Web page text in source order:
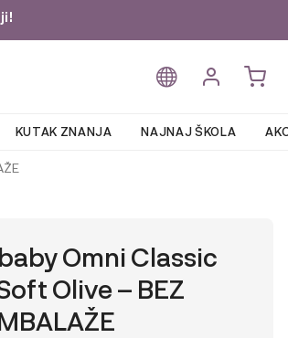
KUTAK ZNANJA NAJNAJ ŠKOLA
Omni Classic
Olive – BEZ